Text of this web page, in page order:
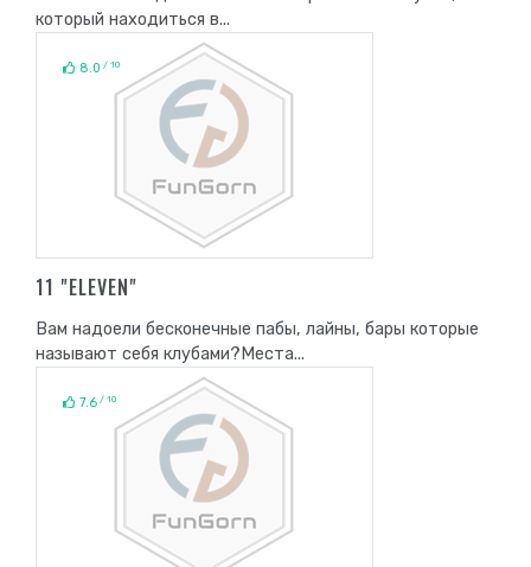
который находиться в...
8.0 / 10
11 "ELEVEN"
Вам надоели бесконечные пабы, лайны, бары которые
называют себя клубами?Места...
7.6 / 10